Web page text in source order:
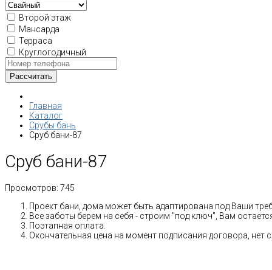
Второй этаж
Мансарда
Терраса
Круглогодичный
Главная
Каталог
Срубы бань
Сруб бани-87
Сруб бани-87
Просмотров: 745
Проект бани, дома может быть адаптирована под Ваши
Все заботы берем на себя - строим "под ключ", Вам
Поэтапная оплата.
Окончательная цена на момент подписания договора, нет